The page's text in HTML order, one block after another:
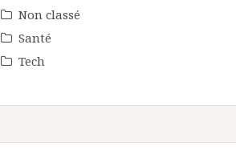
Non classé
Santé
Tech